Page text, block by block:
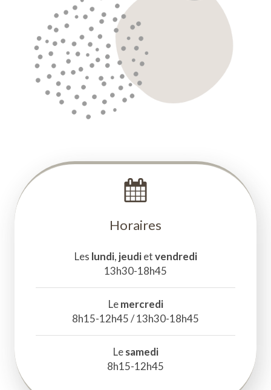
Horaires
Les lundi, jeudietvendredi
13h30-18h45
Lemercredi
8h15-12h45 / 13h30-18h45
Lesamedi
8h15-12h45